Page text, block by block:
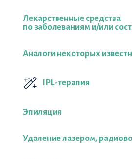
Лекарственные средства
по заболеваниям и/или
Аналоги некоторых
IPL-терапия
Эпиляция
Удаление лазером,